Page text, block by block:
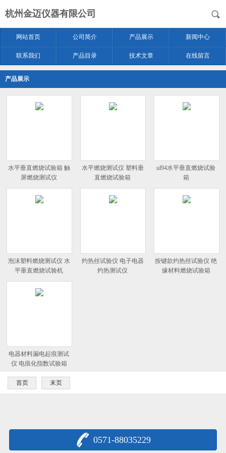
杭州金迈仪器有限公司
网站首页 公司简介 产品展示 新闻中心
联系我们 产品目录 技术文章 在线留言
产品展示
水平垂直燃烧试验箱 触
屏燃烧测试仪
水平燃烧测试仪 塑料垂
直燃烧试验箱
ul94水平垂直燃烧试验
箱
泡沫塑料燃烧测试仪 水
平垂直燃烧试验机
灼热丝试验仪 电子电器
灼热测试仪
按键款灼热丝试验仪 绝
缘材料燃烧试验箱
电器材料漏电起痕测试
仪 电痕化指数试验箱
首页 末页
0571-88035229